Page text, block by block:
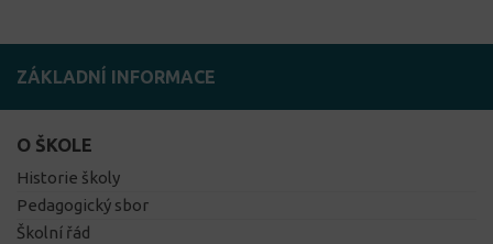
ZÁKLADNÍ INFORMACE
O ŠKOLE
Historie školy
Pedagogický sbor
Školní řád